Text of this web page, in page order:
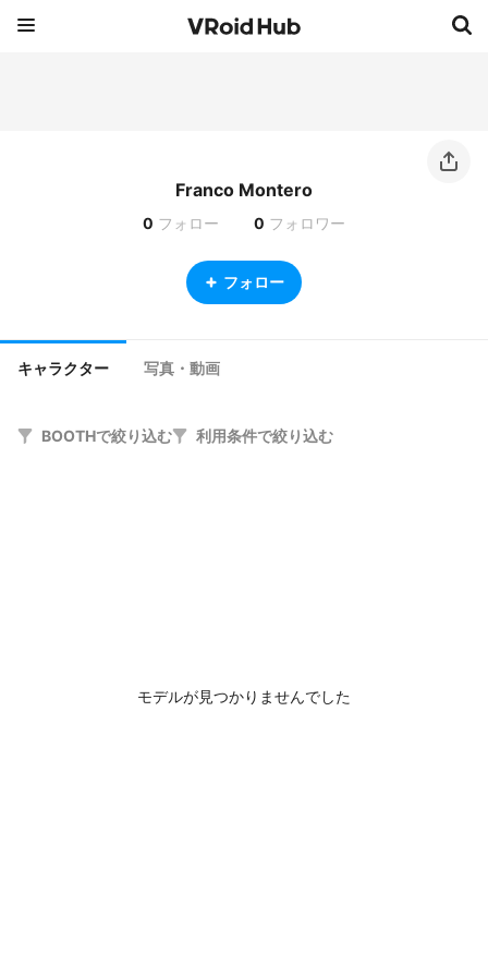
Franco Montero
0 フォロー 0 フォロワー
フォロー
キャラクター 写真・動画
BOOTHで絞り込む 利用条件で絞り込む
モデルが見つかりませんでした